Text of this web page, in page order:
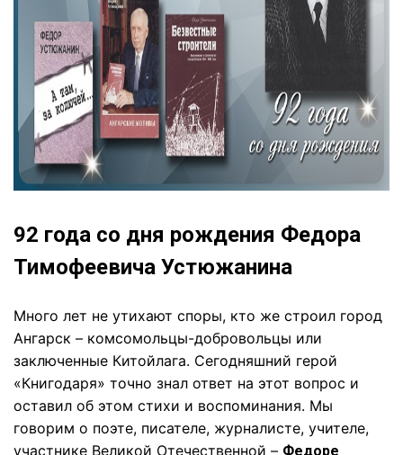
92 года со дня рождения Федора
Тимофеевича Устюжанина
Много лет не утихают споры, кто же строил город
Ангарск – комсомольцы-добровольцы или
заключенные Китойлага. Сегодняшний герой
«Книгодаря» точно знал ответ на этот вопрос и
оставил об этом стихи и воспоминания. Мы
говорим о поэте, писателе, журналисте, учителе,
участнике Великой Отечественной – Федоре